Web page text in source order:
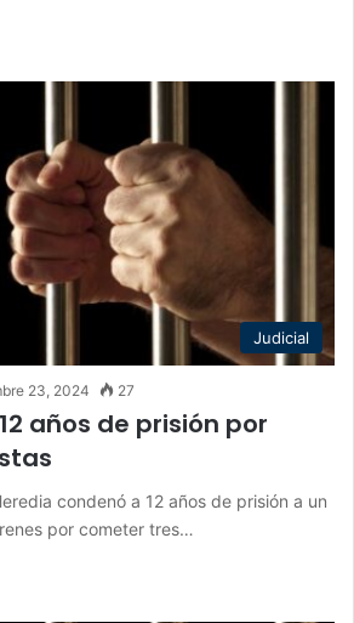
Judicial
23, 2024 27
años de prisión por
condenó a 12 años de prisión a un
por cometer tres…